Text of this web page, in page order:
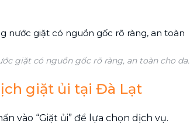
giặt có nguồn gốc rõ ràng, an toàn cho da.
giặt ủi tại Đà Lạt
vào “Giặt ủi” để lựa chọn dịch vụ.